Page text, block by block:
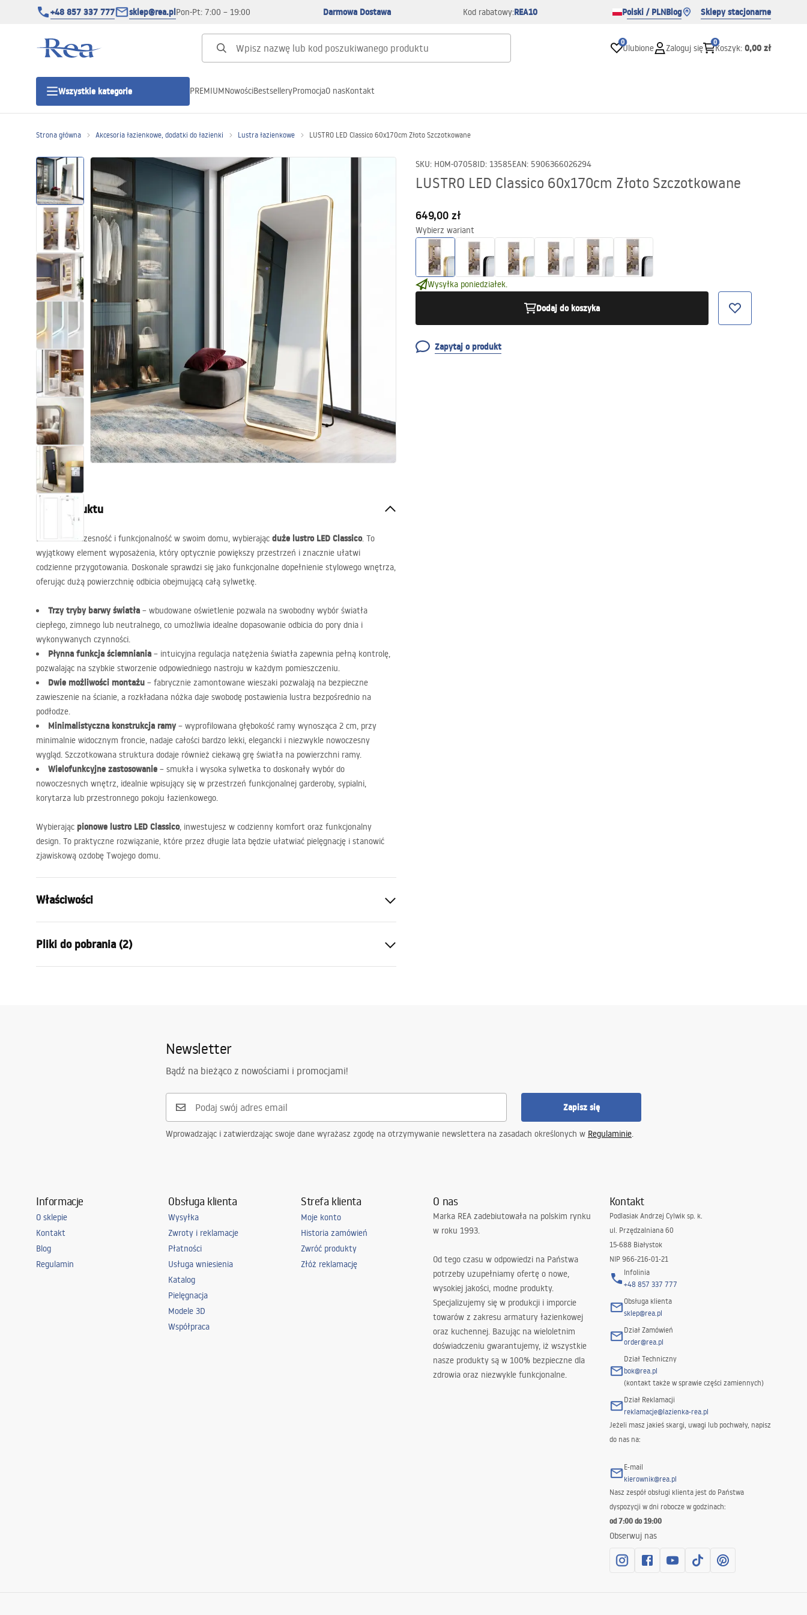
+48 857 337 777 sklep@rea.plPon-Pt: 7:00 – 19:00 Darmowa Dostawa Kod rabatowy:REA10 Polski / PLNBlog Sklepy stacjonarne
0
Ulubione Zaloguj się
0
Koszyk: 0,00 zł
Wszystkie kategorie
Kategorie produktowe
Kabiny prysznicowe
Drzwi prysznicowe
Brodziki prysznicowe
Odpływy liniowe
Toalety, ubikacje
Umywalki
Wanny i parawany
Baterie
Natryski
Kuchnia
Akcesoria i meble łazienkowe
PREMIUMNowościBestselleryPromocjaO nasKontakt
Strona główna Akcesoria łazienkowe, dodatki do łazienki Lustra łazienkowe LUSTRO LED Classico 60x170cm Złoto Szczotkowane
SKU: HOM-07058ID: 13585EAN: 5906366026294
LUSTRO LED Classico 60x170cm Złoto Szczotkowane
649,00 zł
Wybierz wariant
Wysyłka poniedziałek.
Dodaj do koszyka
Zapytaj o produkt
Opis produktu
Doceń nowoczesność i funkcjonalność w swoim domu, wybierając duże lustro LED Classico. To
wyjątkowy element wyposażenia, który optycznie powiększy przestrzeń i znacznie ułatwi
codzienne przygotowania. Doskonale sprawdzi się jako funkcjonalne dopełnienie stylowego wnętrza,
oferując dużą powierzchnię odbicia obejmującą całą sylwetkę.
Trzy tryby barwy światła – wbudowane oświetlenie pozwala na swobodny wybór światła
ciepłego, zimnego lub neutralnego, co umożliwia idealne dopasowanie odbicia do pory dnia i
wykonywanych czynności.
Płynna funkcja ściemniania – intuicyjna regulacja natężenia światła zapewnia pełną kontrolę,
pozwalając na szybkie stworzenie odpowiedniego nastroju w każdym pomieszczeniu.
Dwie możliwości montażu – fabrycznie zamontowane wieszaki pozwalają na bezpieczne
zawieszenie na ścianie, a rozkładana nóżka daje swobodę postawienia lustra bezpośrednio na
podłodze.
Minimalistyczna konstrukcja ramy– wyprofilowana głębokość ramy wynosząca 2 cm, przy
minimalnie widocznym froncie, nadaje całości bardzo lekki, elegancki i niezwykle nowoczesny
wygląd. Szczotkowana struktura dodaje również ciekawą grę światła na powierzchni ramy.
Wielofunkcyjne zastosowanie – smukła i wysoka sylwetka to doskonały wybór do
nowoczesnych wnętrz, idealnie wpisujący się w przestrzeń funkcjonalnej garderoby, sypialni,
korytarza lub przestronnego pokoju łazienkowego.
Wybierając pionowe lustro LED Classico, inwestujesz w codzienny komfort oraz funkcjonalny
design. To praktyczne rozwiązanie, które przez długie lata będzie ułatwiać pielęgnację i stanowić
zjawiskową ozdobę Twojego domu.
Właściwości
Szerokość (mm):
Głębokość (mm):
20mm
Metal
Prostokątne
CLASSICO
12W
Pliki do pobrania (2)
Newsletter
Bądź na bieżąco z nowościami i promocjami!
Zapisz się
Wprowadzając i zatwierdzając swoje dane wyrażasz zgodę na otrzymywanie newslettera na zasadach określonych w Regulaminie.
Informacje
O sklepie
Kontakt
Blog
Regulamin
Obsługa klienta
Wysyłka
Zwroty i reklamacje
Płatności
Usługa wniesienia
Katalog
Pielęgnacja
Modele 3D
Współpraca
Strefa klienta
Moje konto
Historia zamówień
Zwróć produkty
Złóż reklamację
O nas
Marka REA zadebiutowała na polskim rynku
w roku 1993.
Od tego czasu w odpowiedzi na Państwa
potrzeby uzupełniamy ofertę o nowe,
wysokiej jakości, modne produkty.
Specjalizujemy się w produkcji i imporcie
towarów z zakresu armatury łazienkowej
oraz kuchennej. Bazując na wieloletnim
doświadczeniu gwarantujemy, iż wszystkie
nasze produkty są w 100% bezpieczne dla
zdrowia oraz niezwykle funkcjonalne.
Kontakt
Podlasiak Andrzej Cylwik sp. k.
ul. Przędzalniana 60
15-688 Białystok
NIP 966-216-01-21
Infolinia
+48 857 337 777
Obsługa klienta
sklep@rea.pl
Dział Zamówień
order@rea.pl
Dział Techniczny
bok@rea.pl
(kontakt także w sprawie części zamiennych)
Dział Reklamacji
reklamacje@lazienka-rea.pl
Jeżeli masz jakieś skargi, uwagi lub pochwały, napisz
do nas na:
E-mail
kierownik@rea.pl
Nasz zespół obsługi klienta jest do Państwa
dyspozycji w dni robocze w godzinach:
od 7:00 do 19:00
Obserwuj nas